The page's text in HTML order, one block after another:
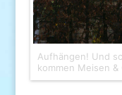
Aufhängen! Und
kommen Meisen &